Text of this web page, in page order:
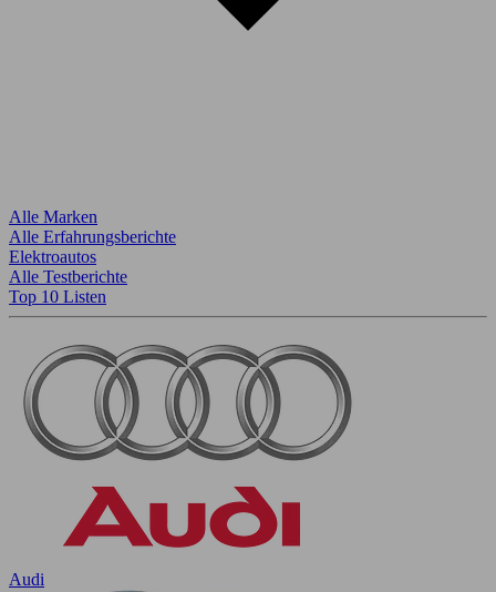
Alle Marken
Alle Erfahrungsberichte
Elektroautos
Alle Testberichte
Top 10 Listen
Audi